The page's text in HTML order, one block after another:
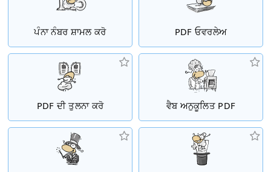
ਪੰਨਾ ਨੰਬਰ ਸ਼ਾਮਲ ਕਰੋ PDF ਓਵਰਲੇਅ
PDF ਦੀ ਤੁਲਨਾ ਕਰੋ ਵੈਬ ਅਨੁਕੂਲਿਤ PDF